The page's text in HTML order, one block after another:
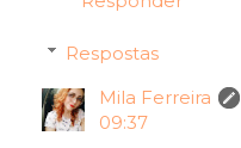
Respostas
Mila Ferreira
09:37